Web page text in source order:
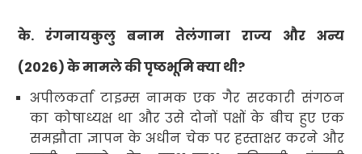
के. रंगनायकुलु बनाम तेलंगाना राज्य और अन्य
(2026)के मामले की पृष्ठभूमि क्या थी?
अपीलकर्ता टाइम्स नामक एक गैर सरकारी संगठन
का कोषाध्यक्ष था और उसे दोनों पक्षों के बीच हुए एक
समझौता ज्ञापन के अधीन चेक पर हस्ताक्षर करने और